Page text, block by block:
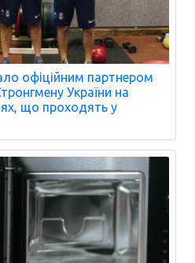
офіційним партнером
України на
що проходять у